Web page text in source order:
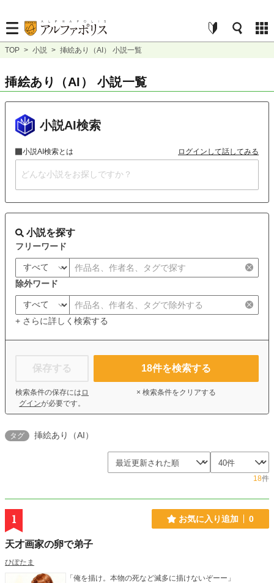
TOP > 小説 > 挿絵あり（AI） 小説一覧
挿絵あり（AI） 小説一覧
小説AI検索
小説AI検索とは ログインして話してみる
小説を探す
フリーワード
除外ワード
+ さらに詳しく検索する
保存する
検索条件の保存には ロ
グインが必要です。
18件を検索する
× 検索条件をクリアする
タグ 挿絵あり（AI）
18件
1 お気に入り追加 0
天才画家の卵で弟子
ひぽたま
「俺を描け。本物の死など滅多に描けないぞーー」